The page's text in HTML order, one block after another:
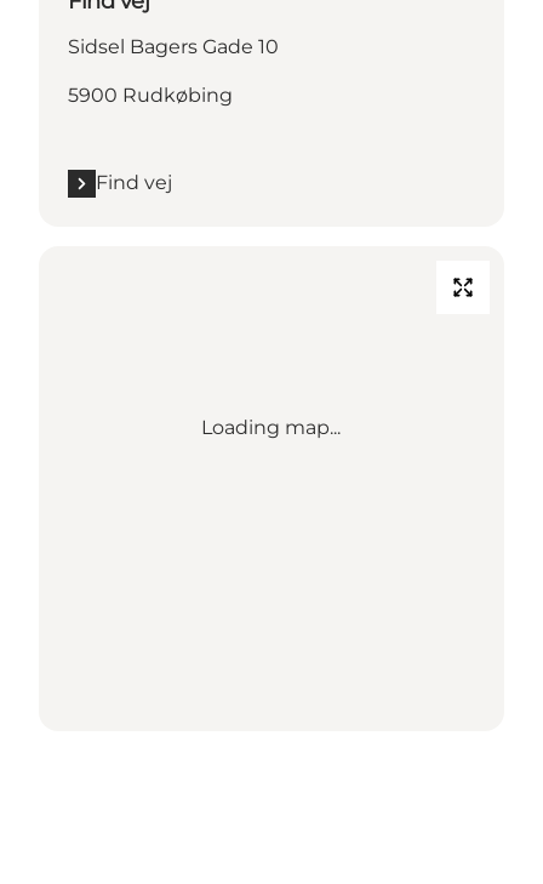
Sidsel Bagers Gade 10
5900 Rudkøbing
Find vej
Loading map...